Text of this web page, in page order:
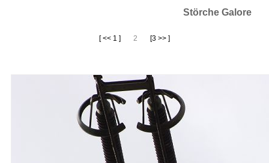
Störche Galore
[ << 1 ] 2 [3 >> ]